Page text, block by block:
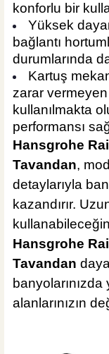
konforlu bir
Yüksek
bağlantı
durumlarında
Kartuş
zarar vermeyen
kullanılmakta
performansı
Hansgrohe
Tavandan,
detaylarıyla
kazandırır.
Hansgrohe
Tavandan
alanlarınızın